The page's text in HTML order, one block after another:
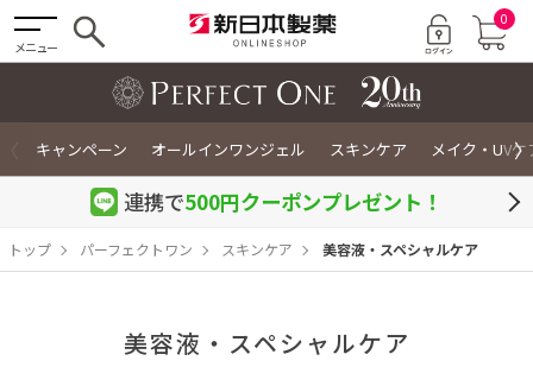
メニュー
0
キャンペーン オールインワンジェル スキンケア メイク・UVケ
〉
連携で500円クーポンプレゼント！
トップ パーフェクトワン スキンケア 美容液・スペシャルケア
美容液・スペシャルケア